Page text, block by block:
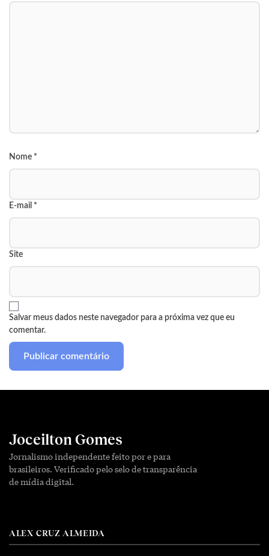
Nome *
E-mail *
Site
Salvar meus dados neste navegador para a próxima vez que eu
comentar.
Joceilton Gomes
Jornalismo independente feito por e para
brasileiros. Verificado pelo selo de transparência
de mídia digital.
ALEX CRUZ ALMEIDA